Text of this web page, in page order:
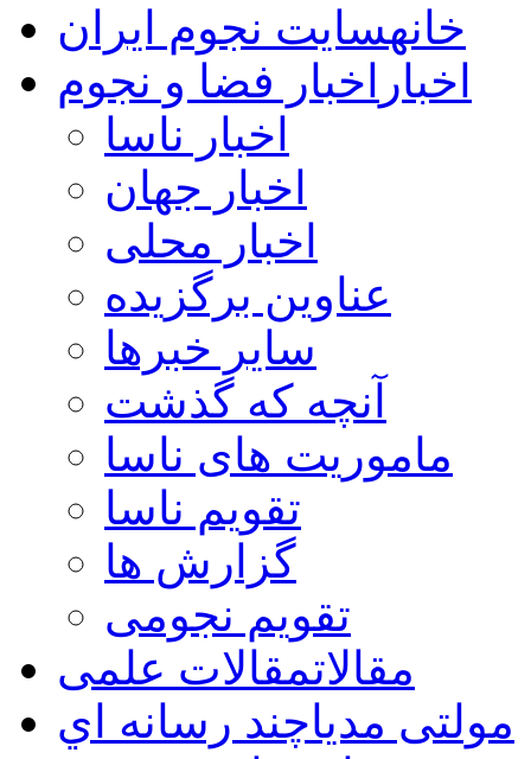
خانهسایت نجوم ایران
اخبار اخبار فضا و نجوم
اخبار ناسا
اخبار جهان
اخبار محلی
عناوین برگزیده
سایر خبرها
آنچه که گذشت
ماموریت های ناسا
تقویم ناسا
گزارش ها
تقویم نجومی
مقالاتمقالات علمی
مولتی مدیاچند رسانه اي